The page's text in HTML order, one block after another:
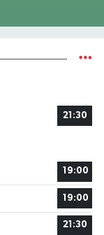
21:30
19:00
19:00
21:30